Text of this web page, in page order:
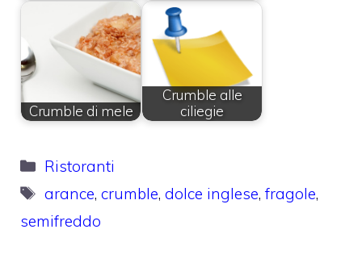
Crumble di mele
Crumble alle
ciliegie
Categorie
Ristoranti
Tag
arance,crumble,dolce inglese,fragole,
semifreddo